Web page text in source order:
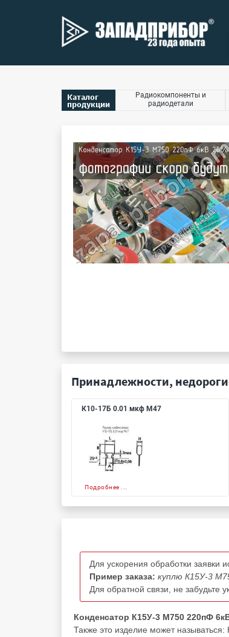
Каталог
продукции
Радиокомпоненты и
радиодетали
Принадлежности,
К10-17Б 0.01 мкф М47
Подробнее ...
Для ускорения обработки заявки
Пример заказа: куплю К15У-3
Для обратной связи, не забудьте
Конденсатор К15У-3 М750 220пФ
Также это изделие может